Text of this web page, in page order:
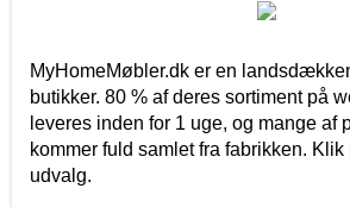
MyHomeMøbler.dk er en
butikker. 80 % af deres sortiment på
leveres inden for 1 uge, og mange af
kommer fuld samlet fra fabrikken.
udvalg.